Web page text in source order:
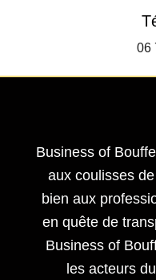
06
Business of
aux coulisses
bien aux
en quête de
Business of
les acteurs